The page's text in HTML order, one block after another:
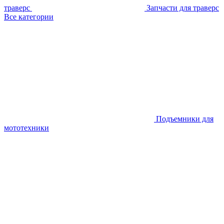
траверс
Запчасти для траверс
Все категории
Подъемники для
мототехники